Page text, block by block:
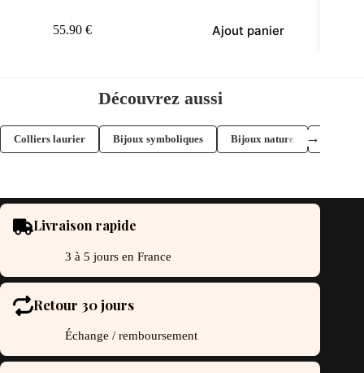
55.90 € Ajout panier
Découvrez aussi
Colliers laurier Bijoux symboliques Bijoux nature →
Livraison rapide
3 à 5 jours en France
Retour 30 jours
Échange / remboursement